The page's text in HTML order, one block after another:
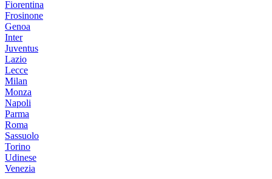
Fiorentina
Frosinone
Genoa
Inter
Juventus
Lazio
Lecce
Milan
Monza
Napoli
Parma
Roma
Sassuolo
Torino
Udinese
Venezia